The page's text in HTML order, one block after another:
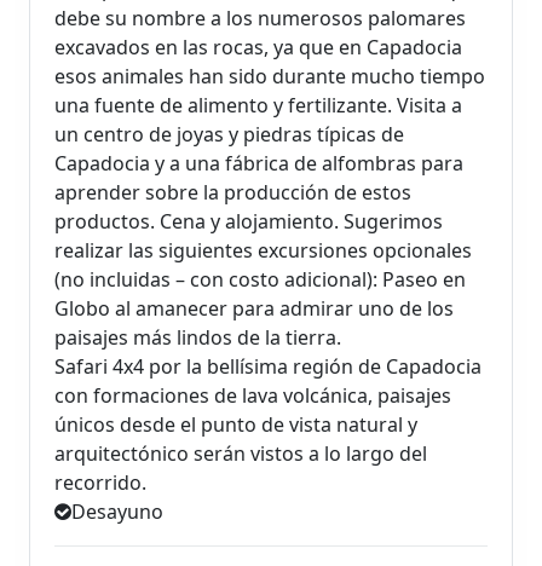
debe su nombre a los numerosos palomares
excavados en las rocas, ya que en Capadocia
esos animales han sido durante mucho tiempo
una fuente de alimento y fertilizante. Visita a
un centro de joyas y piedras típicas de
Capadocia y a una fábrica de alfombras para
aprender sobre la producción de estos
productos. Cena y alojamiento. Sugerimos
realizar las siguientes excursiones opcionales
(no incluidas – con costo adicional): Paseo en
Globo al amanecer para admirar uno de los
paisajes más lindos de la tierra.
Safari 4x4 por la bellísima región de Capadocia
con formaciones de lava volcánica, paisajes
únicos desde el punto de vista natural y
arquitectónico serán vistos a lo largo del
recorrido.
Desayuno